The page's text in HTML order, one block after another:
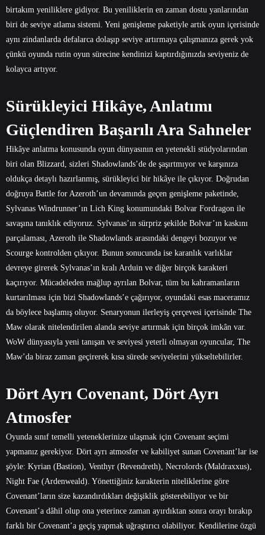
birtakım yeniliklere gidiyor. Bu yeniliklerin en zaman dostu yanlarından
biri de seviye atlama sistemi. Yeni genişleme paketiyle artık oyun içerisinde
aynı zindanlarda defalarca dolaşıp seviye artırmaya çalışmanıza gerek yok
çünkü oyunda rutin oyun sürecine kendinizi kaptırdığınızda seviyeniz de
kolayca artıyor.
Sürükleyici Hikâye, Anlatımı
Güçlendiren Başarılı Ara Sahneler
Hikâye anlatma konusunda oyun dünyasının en yetenekli stüdyolarından
biri olan Blizzard, sizleri Shadowlands’de de şaşırtmıyor ve karşınıza
oldukça detaylı hazırlanmış, sürükleyici bir hikâye ile çıkıyor. Doğrudan
doğruya Battle for Azeroth’un devamında geçen genişleme paketinde,
Sylvanas Windrunner’ın Lich King konumundaki Bolvar Fordragon ile
savaşına tanıklık ediyoruz. Sylvanas’ın sürpriz şekilde Bolvar’ın kaskını
parçalaması, Azeroth ile Shadowlands arasındaki dengeyi bozuyor ve
Scourge kontrolden çıkıyor. Bunun sonucunda ise karanlık varlıklar
devreye girerek Sylvanas’ın kralı Arduin ve diğer birçok karakteri
kaçırıyor. Mücadeleden mağlup ayrılan Bolvar, tüm bu kahramanların
kurtarılması için bizi Shadowlands’e çağırıyor, oyundaki esas maceramız
da böylece başlamış oluyor. Senaryonun ilerleyiş çerçevesi içerisinde The
Maw olarak nitelendirilen alanda seviye artırmak için birçok imkân var.
WoW dünyasıyla yeni tanışan ve seviyesi yeterli olmayan oyuncular, The
Maw’da biraz zaman geçirerek kısa sürede seviyelerini yükseltebilirler.
Dört Ayrı Covenant, Dört Ayrı
Atmosfer
Oyunda sınıf temelli yeteneklerinize ulaşmak için Covenant seçimi
yapmanız gerekiyor. Dört ayrı atmosfer ve kabiliyet sunan Covenant’lar ise
şöyle: Kyrian (Bastion), Venthyr (Revendreth), Necrolords (Maldraxxus),
Night Fae (Ardenweald). Yönettiğiniz karakterin niteliklerine göre
Covenant’ların size kazandırdıkları değişiklik gösterebiliyor ve bir
Covenant’a dâhil olup ona yeterince zaman ayırdıktan sonra orayı bırakıp
farklı bir Covenant’a geçiş yapmak uğraştırıcı olabiliyor. Kendilerine özgü